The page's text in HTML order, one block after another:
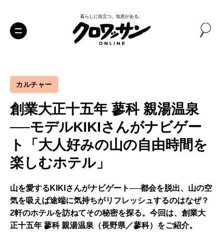
暮らしに役立つ、知恵がある。
カルチャー
創業大正十五年 蓼科 親湯温泉
──モデルKIKIさんがナビゲー
ト「大人好みの山の自由時間を
楽しむホテル」
山を愛するKIKIさんがナビゲート──都会を脱出、山の空
気を吸えば途端に気持ちがリフレッシュするのはなぜ？
2軒のホテルを訪ねてその秘密を探る。今回は、創業大
正十五年 蓼科 親湯温泉（長野県／蓼科）をご紹介。